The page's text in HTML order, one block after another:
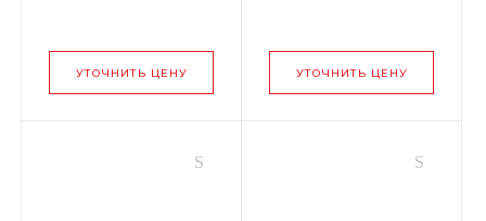
УТОЧНИТЬ ЦЕНУ УТОЧНИТЬ ЦЕНУ